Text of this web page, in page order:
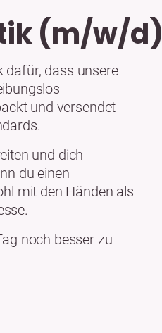
(m/w/d)
dafür, dass unsere
und versendet
und dich
du einen
mit den Händen als
noch besser zu